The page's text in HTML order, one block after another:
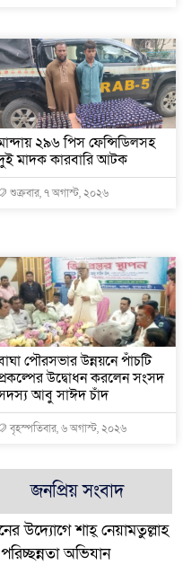
২৯৬ পিস ফেন্সিডিলসহ
মাদক কারবারি আটক
শুক্রবার, ৭ অগাস্ট, ২০২৬
পৌরসভার উন্নয়নে পাঁচটি
উদ্বোধন করলেন সংসদ
আবু সাঈদ চাঁদ
বৃহস্পতিবার, ৬ অগাস্ট, ২০২৬
জনপ্রিয় সংবাদ
উদ্যোগে শাহ্ নেয়ামতুল্লাহ
অভিযান